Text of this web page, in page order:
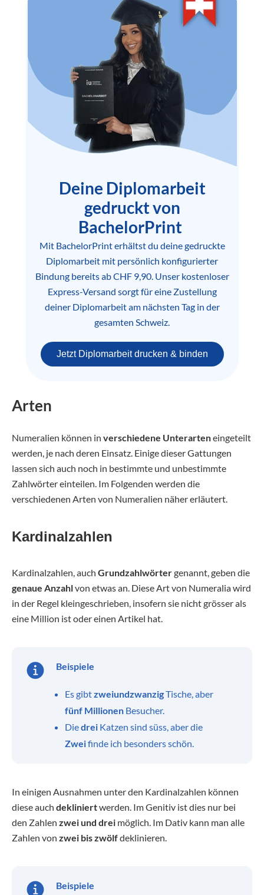
Deine Diplomarbeit
gedruckt von
BachelorPrint
Mit BachelorPrint erhältst du deine gedruckte
Diplomarbeit mit persönlich konfigurierter
Bindung bereits ab CHF 9,90. Unser kostenloser
Express-Versand sorgt für eine Zustellung
deiner Diplomarbeit am nächsten Tag in der
gesamten Schweiz.
Jetzt Diplomarbeit drucken & binden
Arten
Numeralien können in verschiedene Unterarteneingeteilt
werden, je nach deren Einsatz. Einige dieser Gattungen
lassen sich auch noch in bestimmte und unbestimmte
Zahlwörter einteilen. Im Folgenden werden die
verschiedenen Arten von Numeralien näher erläutert.
Kardinalzahlen
Kardinalzahlen, auch Grundzahlwörtergenannt, geben die
genaue Anzahlvon etwas an. Diese Art von Numeralia wird
in der Regel kleingeschrieben, insofern sie nicht grösser als
eine Million ist oder einen Artikel hat.
Beispiele
Es gibtzweiundzwanzigTische, aber
fünf Millionen Besucher.
Diedrei Katzen sind süss, aber die
Zweifinde ich besonders schön.
In einigen Ausnahmen unter den Kardinalzahlen können
diese auch dekliniertwerden. Im Genitiv ist dies nur bei
den Zahlen zwei und drei möglich. Im Dativ kann man alle
Zahlen von zwei bis zwölfdeklinieren.
Beispiele